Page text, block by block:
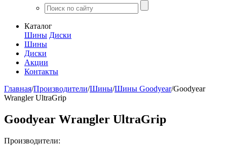
Каталог
Шины Диски
Шины
Диски
Акции
Контакты
Главная/Производители/Шины/Шины Goodyear/Goodyear
Wrangler UltraGrip
Goodyear Wrangler UltraGrip
Производители: